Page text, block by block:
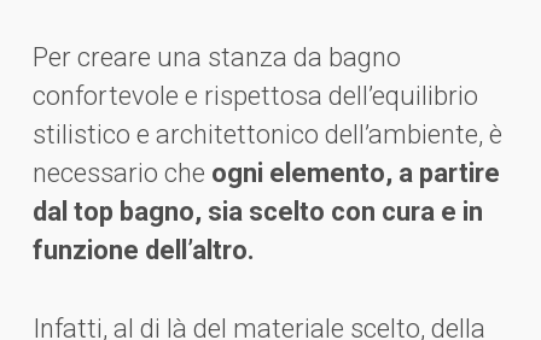
Per creare una stanza da bagno
confortevole e rispettosa dell’equilibrio
stilistico e architettonico dell’ambiente, è
necessario che ogni elemento, a partire
dal top bagno, sia scelto con cura e in
funzione dell’altro.
Infatti, al di là del materiale scelto, della